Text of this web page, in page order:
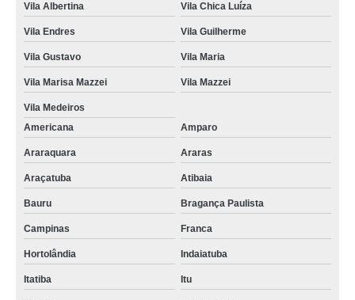
Vila Albertina Vila Chica Luíza
Vila Endres Vila Guilherme
Vila Gustavo Vila Maria
Vila Marisa Mazzei Vila Mazzei
Vila Medeiros
Americana
Amparo
Araraquara Araras
Araçatuba Atibaia
Bauru Bragança Paulista
Campinas Franca
Hortolândia Indaiatuba
Itatiba Itu